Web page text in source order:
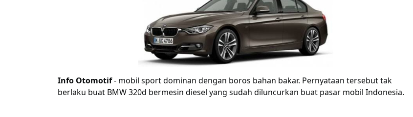
Info Otomotif- mobil sport dominan dengan boros bahan bakar. Pernyataan tersebut tak
berlaku buat BMW 320d bermesin diesel yang sudah diluncurkan buat pasar mobil Indonesia.